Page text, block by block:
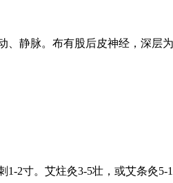
静脉。布有股后皮神经，深层为
2寸。艾炷灸3-5壮，或艾条灸5-